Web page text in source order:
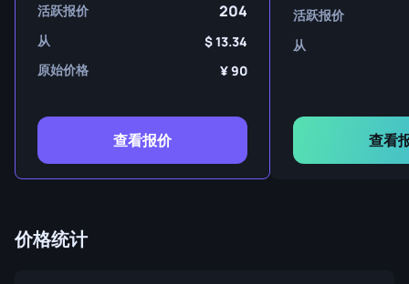
活跃报价 204
从
13.34
原始价格
90
查看报价
活跃报价
从
查看
价格统计